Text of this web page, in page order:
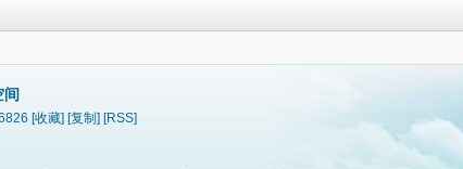
[收藏] [复制] [RSS]